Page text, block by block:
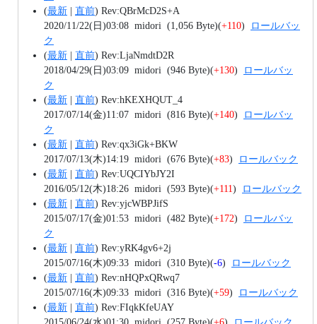
(最新 直前) Rev:QBrMcD2S+A
2020/11/22(日)03:08 midori (1,056 Byte)(+110)
ロールバッ
ク
(最新 直前) Rev:LjaNmdtD2R
2018/04/29(日)03:09 midori (946 Byte)(+130)
ロールバッ
ク
(最新 直前) Rev:hKEXHQUT_4
2017/07/14(金)11:07 midori (816 Byte)(+140)
ロールバッ
ク
(最新 直前) Rev:qx3iGk+BKW
2017/07/13(木)14:19 midori (676 Byte)(+83)
ロールバック
(最新 直前) Rev:UQCIYbJY2I
2016/05/12(木)18:26 midori (593 Byte)(+111 )
ロールバック
(最新 直前) Rev:yjcWBPJifS
2015/07/17(金)01:53 midori (482 Byte)(+172)
ロールバッ
ク
(最新 直前) Rev:yRK4gv6+2j
2015/07/16(木)09:33 midori (310 Byte)(-6)
ロールバック
(最新 直前) Rev:nHQPxQRwq7
2015/07/16(木)09:33 midori (316 Byte)(+59)
ロールバック
(最新 直前) Rev:FIqkKfeUAY